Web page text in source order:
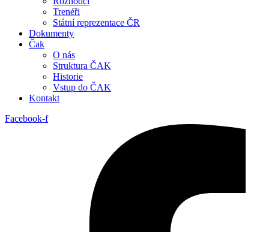
Trenéři
Státní reprezentace ČR
Dokumenty
Čak
O nás
Struktura ČAK
Historie
Vstup do ČAK
Kontakt
Facebook-f